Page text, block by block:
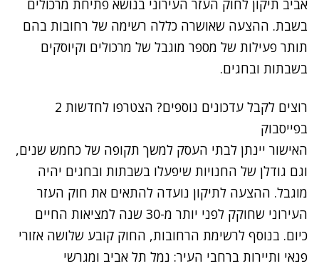
אביב תיקון לחוק העזר העירוני בנושא פתיחת מרכולים
בשבת. ההצעה שאושרה כללה רשימה של רחובות בהם
תותר פעילות של מספר מוגבל של מרכולים וקיוסקים
בשבתות ובחגים.
רוצים לקבל עדכונים נוספים? הצטרפו לחדשות 2
בפייסבוק
האישור יינתן לבתי העסק למשך תקופה של כחמש שנים,
וגם גודלן של החנויות שיפעלו בשבתות ובחגים יהיה
מוגבל. ההצעה לתיקון נועדה להתאים את חוק העזר
העירוני שחוקק לפני יותר מ-30 שנה למציאות החיים
כיום. בנוסף לרשימת הרחובות, החוק קובע שלושה אזורי
פנאי ותיירות ברחבי העיר: נמל תל אביב ומגרשי